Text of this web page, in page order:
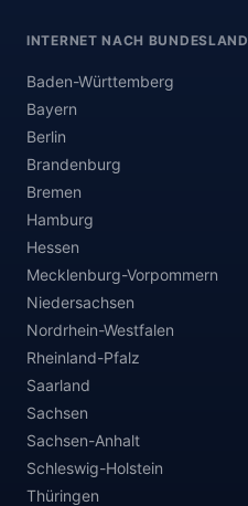
INTERNET NACH BUNDESLAND
Baden-Württemberg
Bayern
Berlin
Brandenburg
Bremen
Hamburg
Hessen
Mecklenburg-Vorpommern
Niedersachsen
Nordrhein-Westfalen
Rheinland-Pfalz
Saarland
Sachsen
Sachsen-Anhalt
Schleswig-Holstein
Thüringen